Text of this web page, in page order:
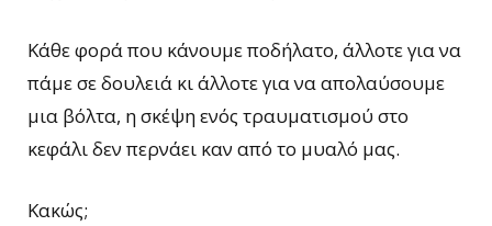
Κάθε φορά που κάνουμε ποδήλατο, άλλοτε για να
πάμε σε δουλειά κι άλλοτε για να απολαύσουμε
μια βόλτα, η σκέψη ενός τραυματισμού στο
κεφάλι δεν περνάει καν από το μυαλό μας.
Κακώς;